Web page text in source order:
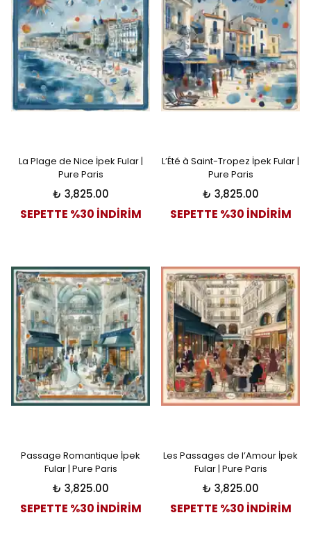
La Plage de Nice İpek Fular |
Pure Paris
₺ 3,825.00
SEPETTE %30 İNDİRİM
L’Été à Saint-Tropez İpek Fular |
Pure Paris
₺ 3,825.00
SEPETTE %30 İNDİRİM
Passage Romantique İpek
Fular | Pure Paris
₺ 3,825.00
SEPETTE %30 İNDİRİM
Les Passages de l’Amour İpek
Fular | Pure Paris
₺ 3,825.00
SEPETTE %30 İNDİRİM